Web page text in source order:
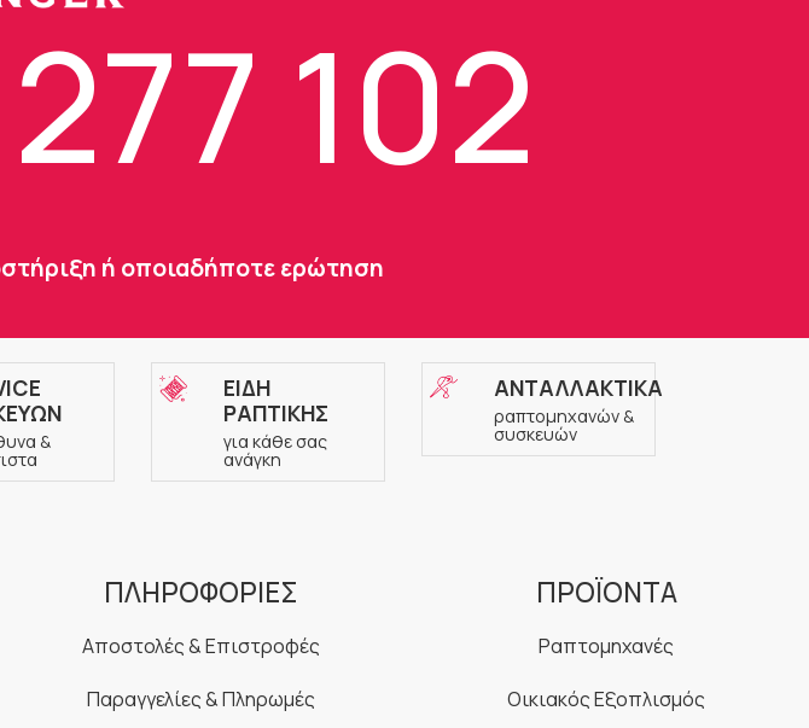
102
ή οποιαδήποτε ερώτηση
&
ΕΙΔΗ
ΡΑΠΤΙΚΗΣ
για κάθε σας
ανάγκη
ΑΝΤΑΛΛΑΚΤΙΚΑ
ραπτομηχανών &
συσκευών
ΠΛΗΡΟΦΟΡΙΕΣ
Αποστολές & Επιστροφές
Παραγγελίες & Πληρωμές
ΠΡΟΪΟΝΤΑ
Ραπτομηχανές
Οικιακός Εξοπλισμός